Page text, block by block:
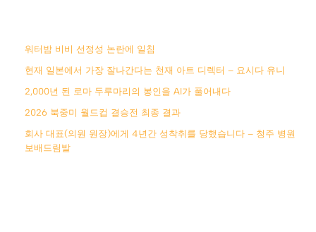
워터밤 비비 선정성 논란에 일침
현재 일본에서 가장 잘나간다는 천재 아트 디렉터 – 요시다 유니
2,000년 된 로마 두루마리의 봉인을 AI가 풀어내다
2026 북중미 월드컵 결승전 최종 결과
회사 대표(의원 원장)에게 4년간 성착취를 당했습니다 – 청주 병원
보배드림발